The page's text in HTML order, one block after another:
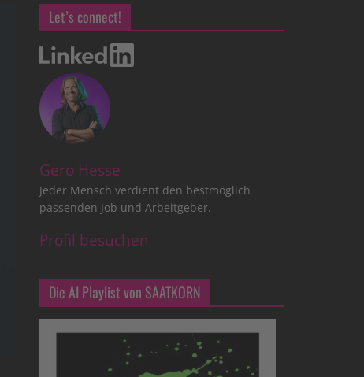
Let’s connect!
Gero Hesse
Jeder Mensch verdient den bestmöglich
passenden Job und Arbeitgeber.
Profil besuchen
Die AI Playlist von SAATKORN